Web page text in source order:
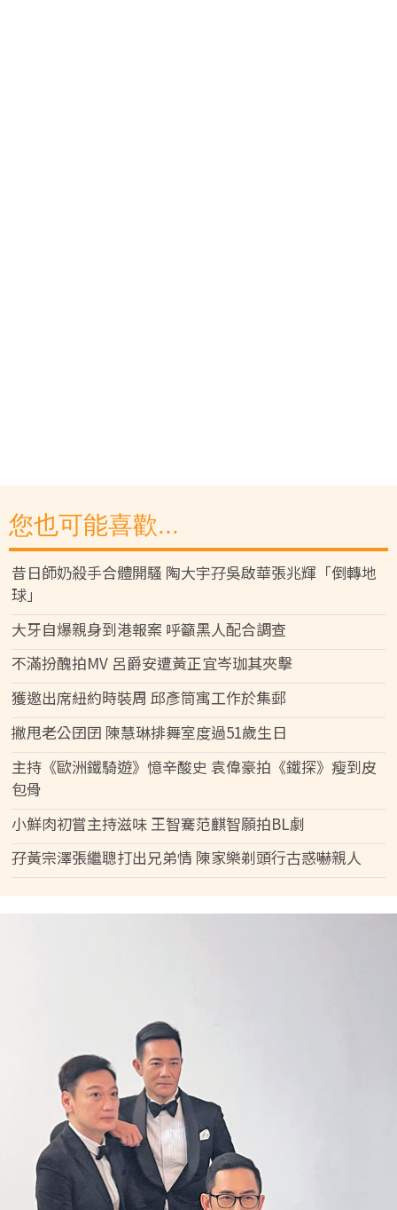
您也可能喜歡...
昔日師奶殺手合體開騷 陶大宇孖吳啟華張兆輝「倒轉地
球」
大牙自爆親身到港報案 呼籲黑人配合調查
不滿扮醜拍MV 呂爵安遭黃正宜岑珈其夾擊
獲邀出席紐約時裝周 邱彥筒寓工作於集郵
撇甩老公囝囝 陳慧琳排舞室度過51歲生日
主持《歐洲鐵騎遊》憶辛酸史 袁偉豪拍《鐵探》瘦到皮
包骨
小鮮肉初嘗主持滋味 王智騫范麒智願拍BL劇
孖黃宗澤張繼聰打出兄弟情 陳家樂剃頭行古惑嚇親人